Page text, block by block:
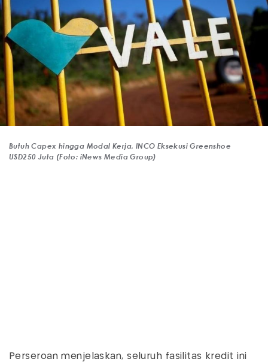
Butuh Capex hingga Modal Kerja, INCO Eksekusi Greenshoe
USD250 Juta (Foto: iNews Media Group)
Perseroan menjelaskan, seluruh fasilitas kredit ini